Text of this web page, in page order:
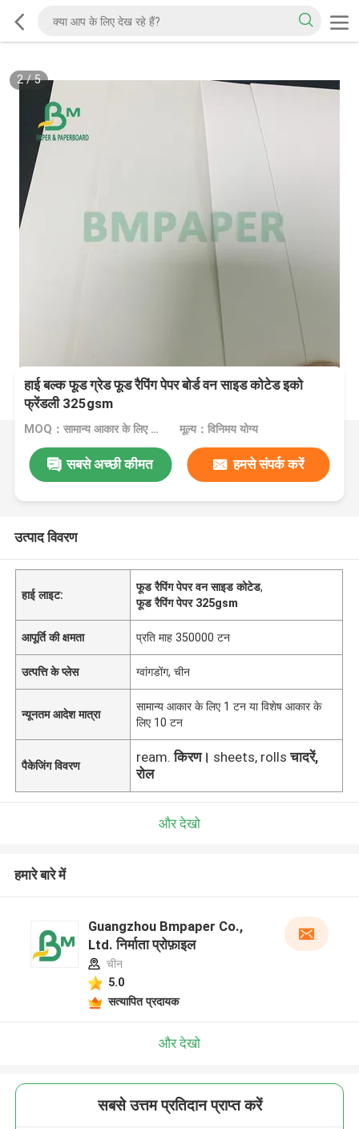
2/5
हाई बल्क फूड ग्रेड फूड रैपिंग पेपर बोर्ड वन साइड कोटेड इको
फ्रेंडली 325gsm
MOQ：सामान्य आकार के लिए 1 टन या विशेष आकार के लिए 10 टन मूल्य：विनिमय योग्य
सबसे अच्छी कीमत हमसे संपर्क करें
उत्पाद विवरण
हाई लाइट:
फूड रैपिंग पेपर वन साइड कोटेड,
फूड रैपिंग पेपर 325gsm
आपूर्ति की क्षमता प्रति माह 350000 टन
उत्पत्ति के प्लेस ग्वांगडोंग, चीन
न्यूनतम आदेश मात्रा
सामान्य आकार के लिए 1 टन या विशेष आकार के
लिए 10 टन
पैकेजिंग विवरण
ream. किरण। sheets, rolls चादरें,
रोल
और देखो
हमारे बारे में
Guangzhou Bmpaper Co.,
Ltd. निर्माता प्रोफ़ाइल
चीन
5.0
सत्यापित प्रदायक
और देखो
सबसे उत्तम प्रतिदान प्राप्त करें